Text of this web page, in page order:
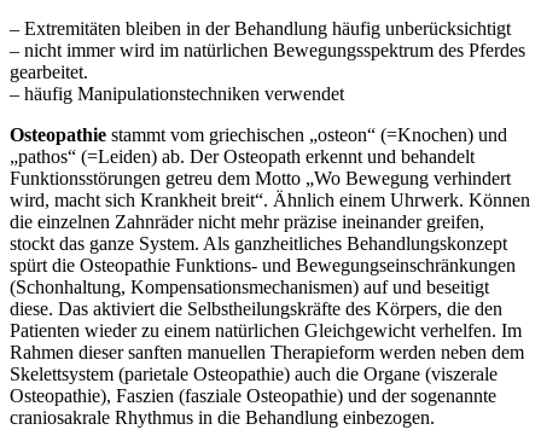
– Extremitäten bleiben in der Behandlung häufig unberücksichtigt
– nicht immer wird im natürlichen Bewegungsspektrum des Pferdes
gearbeitet.
– häufig Manipulationstechniken verwendet
Osteopathie stammt vom griechischen „osteon“ (=Knochen) und
„pathos“ (=Leiden) ab. Der Osteopath erkennt und behandelt
Funktionsstörungen getreu dem Motto „Wo Bewegung verhindert
wird, macht sich Krankheit breit“. Ähnlich einem Uhrwerk. Können
die einzelnen Zahnräder nicht mehr präzise ineinander greifen,
stockt das ganze System. Als ganzheitliches Behandlungskonzept
spürt die Osteopathie Funktions- und Bewegungseinschränkungen
(Schonhaltung, Kompensationsmechanismen) auf und beseitigt
diese. Das aktiviert die Selbstheilungskräfte des Körpers, die den
Patienten wieder zu einem natürlichen Gleichgewicht verhelfen. Im
Rahmen dieser sanften manuellen Therapieform werden neben dem
Skelettsystem (parietale Osteopathie) auch die Organe (viszerale
Osteopathie), Faszien (fasziale Osteopathie) und der sogenannte
craniosakrale Rhythmus in die Behandlung einbezogen.